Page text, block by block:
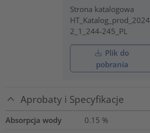
Strona katalogowa
HT_Katalog_prod_2024_
2_1_244-245_PL
Plik do
pobrania
Aprobaty i Specyfikacje
Absorpcja wody 0.15 %